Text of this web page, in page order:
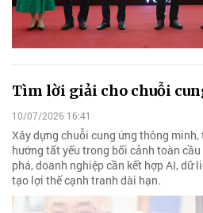
Tìm lời giải cho chuỗi
10/07/2026 16:41
Xây dựng chuỗi cung ứng thông
hướng tất yếu trong bối cảnh toàn
phá, doanh nghiệp cần kết hợp AI, dữ
tạo lợi thế cạnh tranh dài hạn.